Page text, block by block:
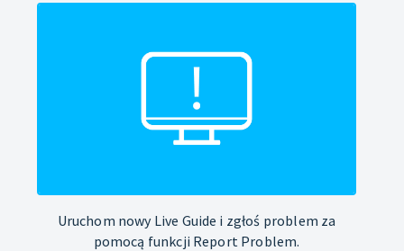
Uruchom nowy Live Guide i zgłoś problem za
pomocą funkcji Report Problem.